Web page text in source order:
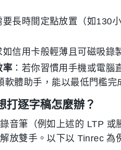
要長時間定點放置（如130
如信用卡般輕薄且可磁吸錄
率 ：若你習慣用手機或電腦
軟體助手，能以最低門檻完
打逐字稿怎麼辦？
音筆（例如上述的 LTP
放雙手。以下以 Tinrec